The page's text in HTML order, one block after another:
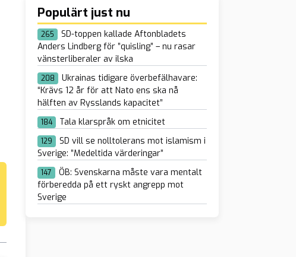
Populärt just nu
265
SD-toppen kallade Aftonbladets
Anders Lindberg för ”quisling” – nu rasar
vänsterliberaler av ilska
208
Ukrainas tidigare överbefälhavare:
“Krävs 12 år för att Nato ens ska nå
hälften av Rysslands kapacitet”
184 Tala klarspråk om etnicitet
129
SD vill se nolltolerans mot islamism i
Sverige: ”Medeltida värderingar”
147
ÖB: Svenskarna måste vara mentalt
förberedda på ett ryskt angrepp mot
Sverige